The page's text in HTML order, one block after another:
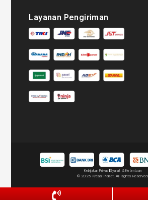
Layanan Pengiriman
Kebijakan PrivasiSyarat & Ketentuan
© 2025 Kreasi Plakat. All Rights Reserved.